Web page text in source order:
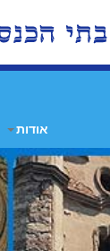
אודות